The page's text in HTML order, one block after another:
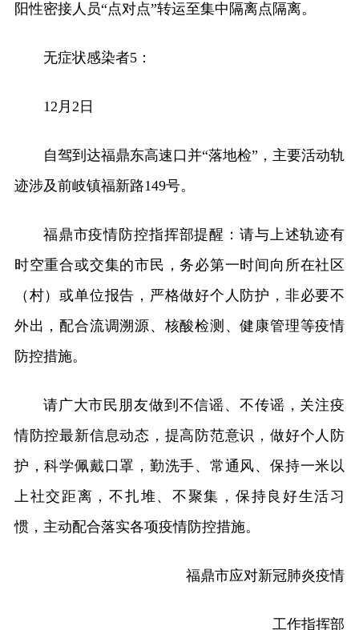
阳性密接人员“点对点”转运至集中隔离点隔离。
无症状感染者5：
12月2日
自驾到达福鼎东高速口并“落地检”，主要活动轨
迹涉及前岐镇福新路149号。
福鼎市疫情防控指挥部提醒：请与上述轨迹有
时空重合或交集的市民，务必第一时间向所在社区
（村）或单位报告，严格做好个人防护，非必要不
外出，配合流调溯源、核酸检测、健康管理等疫情
防控措施。
请广大市民朋友做到不信谣、不传谣，关注疫
情防控最新信息动态，提高防范意识，做好个人防
护，科学佩戴口罩，勤洗手、常通风、保持一米以
上社交距离，不扎堆、不聚集，保持良好生活习
惯，主动配合落实各项疫情防控措施。
福鼎市应对新冠肺炎疫情
工作指挥部